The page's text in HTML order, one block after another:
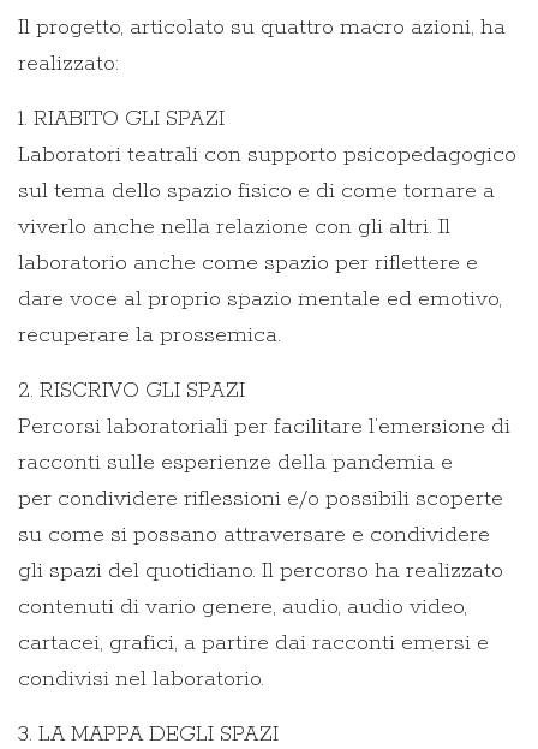
Il progetto, articolato su quattro macro azioni, ha
realizzato:
1. RIABITO GLI SPAZI
Laboratori teatrali con supporto psicopedagogico
sul tema dello spazio fisico e di come tornare a
viverlo anche nella relazione con gli altri. Il
laboratorio anche come spazio per riflettere e
dare voce al proprio spazio mentale ed emotivo,
recuperare la prossemica.
2. RISCRIVO GLI SPAZI
Percorsi laboratoriali per facilitare l’emersione di
racconti sulle esperienze della pandemia e
per condividere riflessioni e/o possibili scoperte
su come si possano attraversare e condividere
gli spazi del quotidiano. Il percorso ha realizzato
contenuti di vario genere, audio, audio video,
cartacei, grafici, a partire dai racconti emersi e
condivisi nel laboratorio.
3. LA MAPPA DEGLI SPAZI